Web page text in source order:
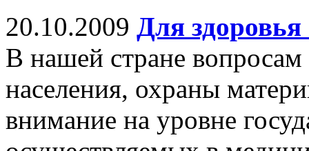
20.10.2009 Для здоровья
В нашей стране вопросам
населения, охраны
внимание на уровне